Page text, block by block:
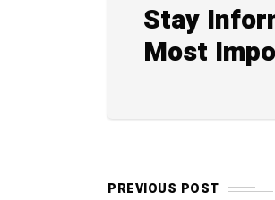
Stay
Most
PREVIOUS POST